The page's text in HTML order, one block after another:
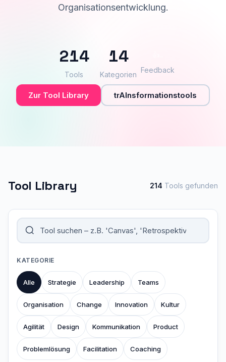
Organisationsentwicklung.
214
Tools
14
Kategorien
Feedback
Zur Tool Library trAInsformationstools
Tool Library 214 Tools gefunden
KATEGORIE
Alle Strategie Leadership Teams
Organisation Change Innovation Kultur
Agilität Design Kommunikation Product
Problemlösung Facilitation Coaching